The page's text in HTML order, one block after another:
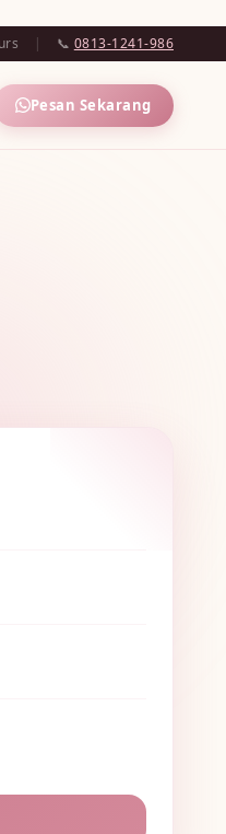
| 📞 0813-1241-986
Pesan Sekarang